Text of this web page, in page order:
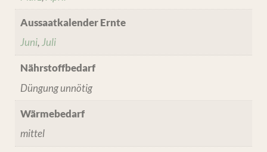
Aussaatkalender Ernte
Juni,Juli
Nährstoffbedarf
Düngung unnötig
Wärmebedarf
mittel